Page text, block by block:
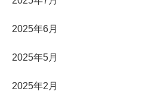
2025年6月
2025年5月
2025年2月